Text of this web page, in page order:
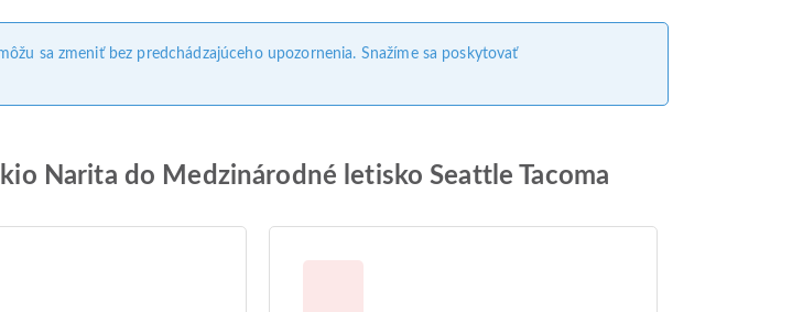
sa zmeniť bez predchádzajúceho upozornenia. Snažíme sa poskytovať
Narita do Medzinárodné letisko Seattle Tacoma